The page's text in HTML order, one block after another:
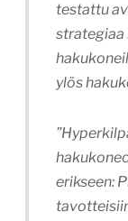
testattu
strategiaa
ylös
erikseen: